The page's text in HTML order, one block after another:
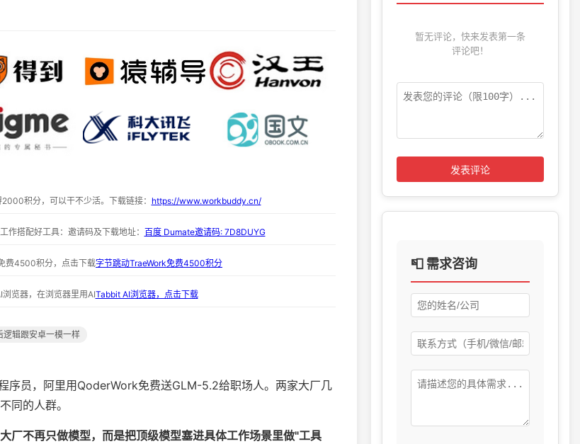
积分，可以干不少活。下载链接： https://www.workbuddy.cn/
作搭配好工具：邀请码及下载地址： 百度 Dumate邀请码: 7D8DUYG
费4500积分，点击下载字节跳动TraeWork免费4500积分
览器，在浏览器里用AITabbit AI浏览器，点击下载
逻辑跟安卓一模一样
序员，阿里用QoderWork免费送GLM-5.2给职场人。两家大厂几
同的人群。
大厂不再只做模型，而是把顶级模型塞进具体工作场景里做"工具
暂无评论，快来发表第一条
评论吧！
发表评论
📮 需求咨询